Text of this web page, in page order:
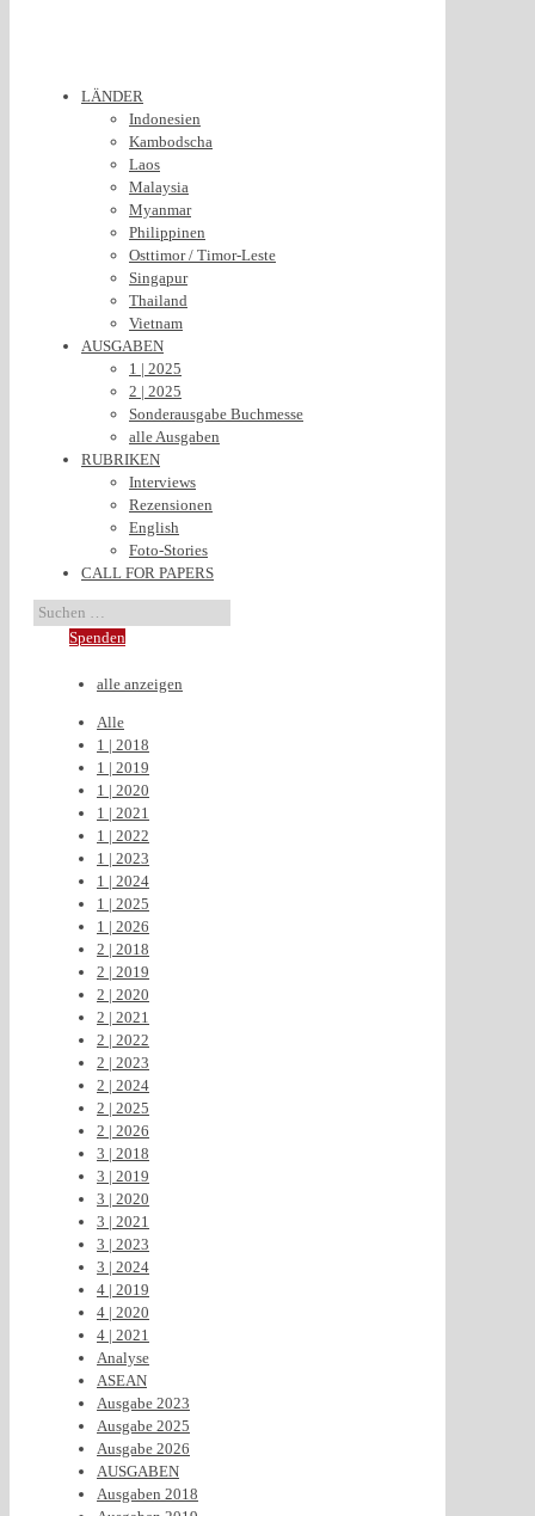
LÄNDER
Indonesien
Kambodscha
Laos
Malaysia
Myanmar
Philippinen
Osttimor / Timor-Leste
Singapur
Thailand
Vietnam
AUSGABEN
1 | 2025
2 | 2025
Sonderausgabe Buchmesse
alle Ausgaben
RUBRIKEN
Interviews
Rezensionen
English
Foto-Stories
CALL FOR PAPERS
Spenden
alle anzeigen
Alle
1 | 2018
1 | 2019
1 | 2020
1 | 2021
1 | 2022
1 | 2023
1 | 2024
1 | 2025
1 | 2026
2 | 2018
2 | 2019
2 | 2020
2 | 2021
2 | 2022
2 | 2023
2 | 2024
2 | 2025
2 | 2026
3 | 2018
3 | 2019
3 | 2020
3 | 2021
3 | 2023
3 | 2024
4 | 2019
4 | 2020
4 | 2021
Analyse
ASEAN
Ausgabe 2023
Ausgabe 2025
Ausgabe 2026
AUSGABEN
Ausgaben 2018